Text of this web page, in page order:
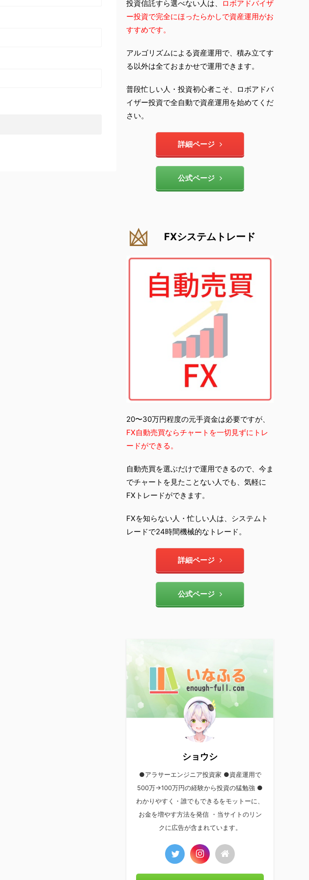
投資信託すら選べない人は、
ロボアドバイザ
ー投資で完全にほったらかしで資産運用がお
すすめです。
アルゴリズムによる資産運用で、積み立てす
る以外は全ておまかせで運用できます。
普段忙しい人・投資初心者こそ、ロボアドバ
イザー投資で全自動で資産運用を始めてくだ
さい。
詳細ページ
公式ページ
FXシステムトレード
20〜30万円程度の元手資金は必要ですが、
FX自動売買ならチャートを一切見ずにトレ
ードができる。
自動売買を選ぶだけで運用できるので、今ま
でチャートを見たことない人でも、気軽に
FXトレードができます。
FXを知らない人・忙しい人は、システムト
レードで24時間機械的なトレード。
詳細ページ
公式ページ
ショウシ
●アラサーエンジニア投資家 ●資産運用で
500万→100万円の経験から投資の猛勉強 ●
わかりやすく・誰でもできるをモットーに、
お金を増やす方法を発信 ・当サイトのリン
クに広告が含まれています。